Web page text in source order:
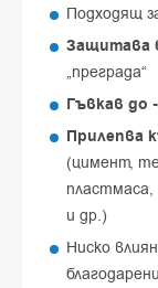
Подходящ
Защитава
„преграда“
Гъвкав до
Прилепва
(цимент,
и др.)
Ниско